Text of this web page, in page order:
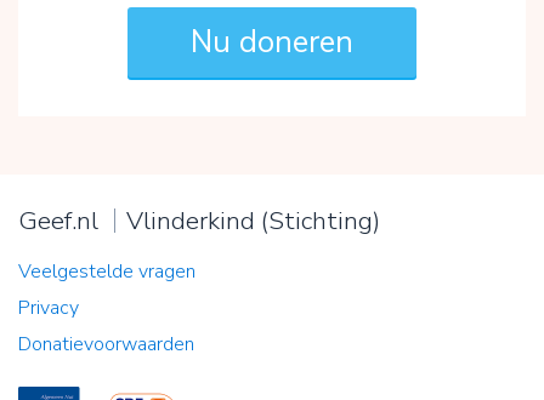
Geef.nl Vlinderkind (Stichting)
Veelgestelde vragen
Privacy
Donatievoorwaarden